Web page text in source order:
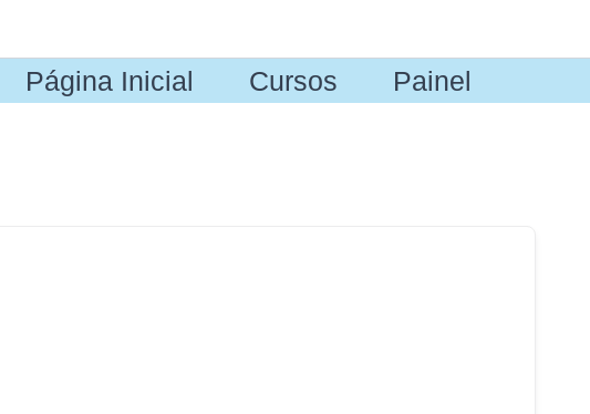
Página Inicial Cursos Painel